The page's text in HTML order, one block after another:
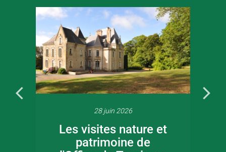
28 juin 2026
Les visites nature et
patrimoine de